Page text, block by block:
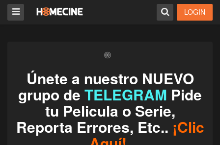
LOGIN
Únete a nuestro NUEVO
grupo de TELEGRAM Pide
tu Pelicula o Serie,
Reporta Errores, Etc.. ¡Clic